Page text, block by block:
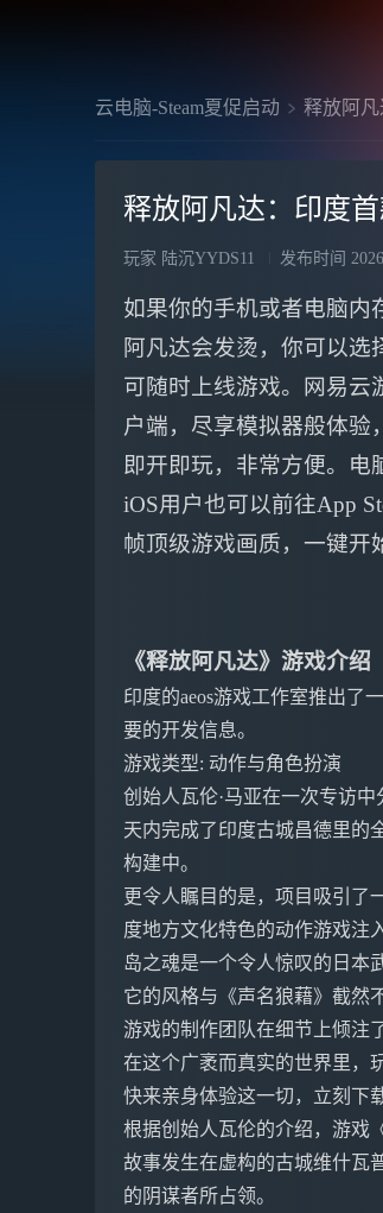
云电脑-Steam夏促启动 释放阿
释放阿凡达：印度
玩家 陆沉YYDS11 发布时间
如果你的手机或者电脑内
阿凡达会发烫，你可以选
可随时上线游戏。网易云
户端，尽享模拟器般体验
即开即玩，非常方便。电
iOS用户也可以前往App
帧顶级游戏画质，一键开
《释放阿凡达》游戏介绍
印度的aeos游戏工作室推出了
要的开发信息。
游戏类型: 动作与角色扮演
创始人瓦伦·马亚在一次专访
天内完成了印度古城昌德里的
构建中。
更令人瞩目的是，项目吸引了
度地方文化特色的动作游戏注
岛之魂是一个令人惊叹的日本
它的风格与《声名狼藉》截然
游戏的制作团队在细节上倾注
在这个广袤而真实的世界里，
快来亲身体验这一切，立刻下
根据创始人瓦伦的介绍，游戏
故事发生在虚构的古城维什瓦
的阴谋者所占领。